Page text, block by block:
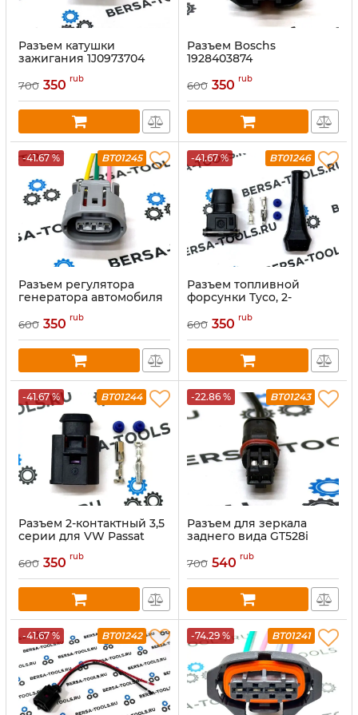
Разъем катушки
зажигания 1J0973704
700 350 rub
Разъем Boschs
1928403874
600 350 rub
-41.67 % BT01245
Разъем регулятора
генератора автомобиля
6189-0443 с кабелем 20
600 350 rub
-41.67 % BT01246
Разъем топливной
форсунки Tyco, 2-
водонепроницаемый, с
600 350 rub
-41.67 % BT01244
Разъем 2-контактный 3,5
серии для VW Passat
600 350 rub
-22.86 % BT01243
Разъем для зеркала
заднего вида GT528i
700 540 rub
-41.67 % BT01242 -74.29 % BT01241